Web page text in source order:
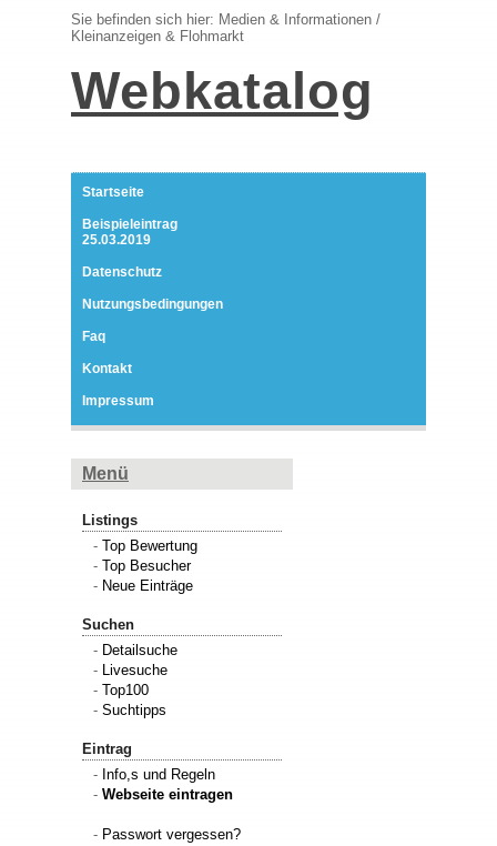
Sie befinden sich hier: Medien & Informationen /
Kleinanzeigen & Flohmarkt
Webkatalog
Startseite
Beispieleintrag
25.03.2019
Datenschutz
Nutzungsbedingungen
Faq
Kontakt
Impressum
Menü
Listings
- Top Bewertung
- Top Besucher
- Neue Einträge
Suchen
- Detailsuche
- Livesuche
- Top100
- Suchtipps
Eintrag
- Info,s und Regeln
- Webseite eintragen
- Passwort vergessen?